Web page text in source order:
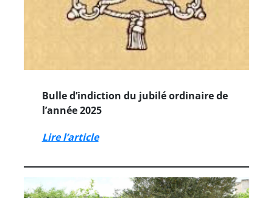
Bulle d’indiction du jubilé ordinaire de
l’année 2025
Lire l’article